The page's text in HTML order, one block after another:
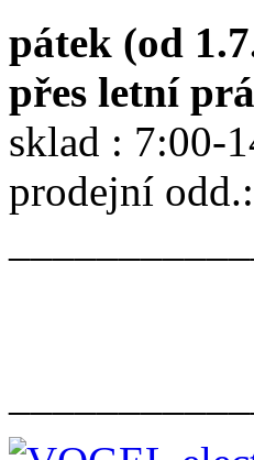
pátek (od
přes letní
sklad : 7:00-
prodejní